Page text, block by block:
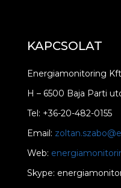
KAPCSOLAT
Energiamonitoring Kft
H – 6500 Baja Parti
Tel: +36-20-482-0155
Email:
Web:
Skype: